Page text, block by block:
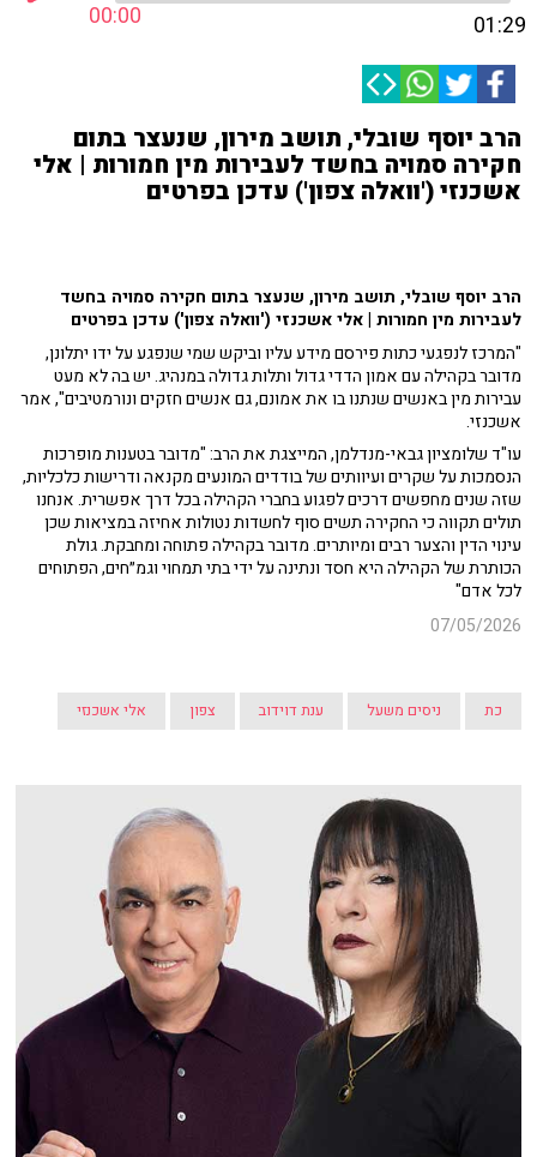
00:00 01:29
הרב יוסף שובלי, תושב מירון, שנעצר בתום
חקירה סמויה בחשד לעבירות מין חמורות | אלי
אשכנזי ('וואלה צפון') עדכן בפרטים
הרב יוסף שובלי, תושב מירון, שנעצר בתום חקירה סמויה בחשד
לעבירות מין חמורות | אלי אשכנזי ('וואלה צפון') עדכן בפרטים
"המרכז לנפגעי כתות פירסם מידע עליו וביקש שמי שנפגע על ידו יתלונן,
מדובר בקהילה עם אמון הדדי גדול ותלות גדולה במנהיג. יש בה לא מעט
עבירות מין באנשים שנתנו בו את אמונם, גם אנשים חזקים ונורמטיבים", אמר
אשכנזי.
עו"ד שלומציון גבאי-מנדלמן, המייצגת את הרב: "מדובר בטענות מופרכות
הנסמכות על שקרים ועיוותים של בודדים המונעים מקנאה ודרישות כלכליות,
שזה שנים מחפשים דרכים לפגוע בחברי הקהילה בכל דרך אפשרית. אנחנו
תולים תקווה כי החקירה תשים סוף לחשדות נטולות אחיזה במציאות שכן
עינוי הדין והצער רבים ומיותרים. מדובר בקהילה פתוחה ומחבקת. גולת
הכותרת של הקהילה היא חסד ונתינה על ידי בתי תמחוי וגמ״חים, הפתוחים
לכל אדם"
07/05/2026
כת ניסים משעל ענת דוידוב צפון אלי אשכנזי